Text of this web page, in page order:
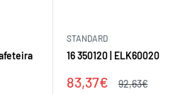
STANDARD
16 350120 | ELK60020
Preço
83,37€
Preço
92,63€